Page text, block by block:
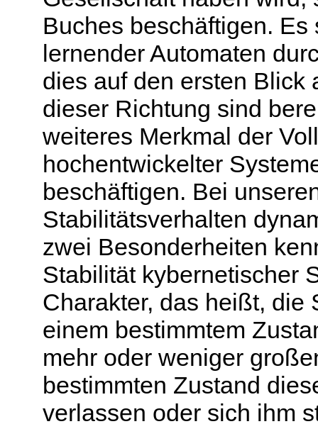
Buches beschäftigen.
lernender Automaten
dies auf den ersten Blick
dieser Richtung sind
weiteres Merkmal der
hochentwickelter
beschäftigen. Bei
Stabilitätsverhalten
zwei Besonderheiten
Stabilität kybernetischer
Charakter, das heißt, die
einem bestimmtem
mehr oder weniger
bestimmten Zustand
verlassen oder sich ihm